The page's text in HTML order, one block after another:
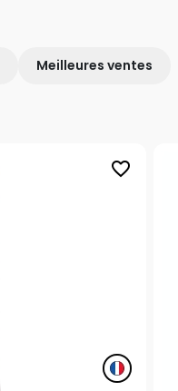
Meilleures ventes
favorite_border